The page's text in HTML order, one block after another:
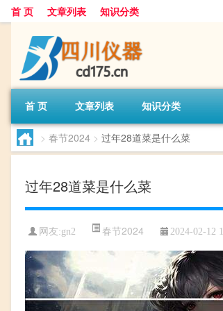
首 页 文章列表 知识分类
首 页 文章列表 知识分类
> 春节2024 > 过年28道菜是什么菜
过年28道菜是什么菜
网友:gn2 春节2024 2024-02-12